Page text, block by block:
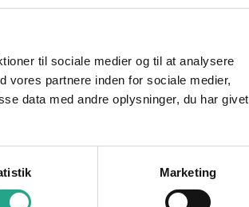
til sociale medier og til at analysere
vores partnere inden for sociale medier,
data med andre oplysninger, du har givet
Marketing